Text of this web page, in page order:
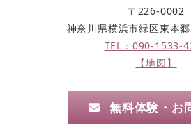
〒226-0002
神奈川県横浜市緑区東本
TEL：090-1533-
【地図】
無料体験・お